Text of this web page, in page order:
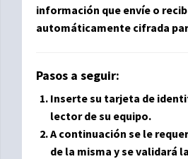
información que envíe o
automáticamente cifrada
Pasos a seguir:
Inserte su tarjeta de
lector de su equipo.
A continuación se le
de la misma y se validará